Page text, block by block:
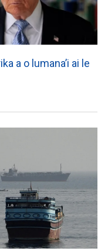
a o lumana’i ai le